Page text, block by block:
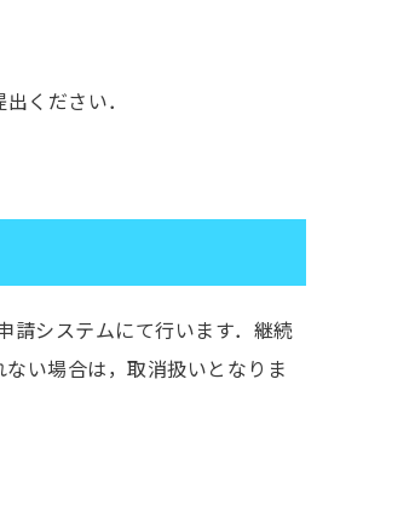
ください．
請システムにて行います．継続
い場合は，取消扱いとなりま